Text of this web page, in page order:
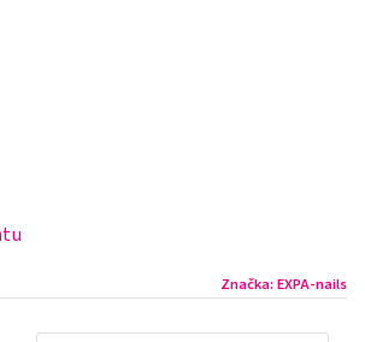
Značka: EXPA-nails